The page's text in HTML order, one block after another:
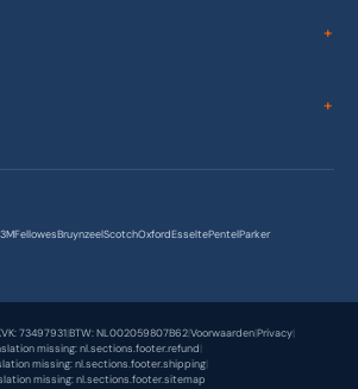
3MFellowesBruynzeelScotchOxfordEsseltePentelParker
73497931|BTW: NL002059807B62|Voorwaarden|Privacy|
missing: nl.sections.footer.refund|
missing: nl.sections.footer.shipping|
missing: nl.sections.footer.sitemap